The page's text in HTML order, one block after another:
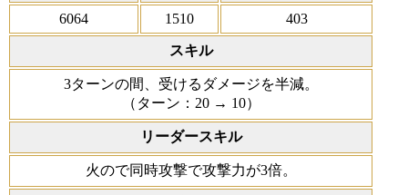
6064 1510 403
スキル
3ターンの間、受けるダメージを半減。
（ターン：20 → 10）
リーダースキル
火ので同時攻撃で攻撃力が3倍。